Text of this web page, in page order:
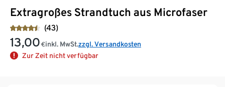
Extragroßes Strandtuch aus Microfaser
(43)
13,00 €inkl. MwSt.zzgl. Versandkosten
Zur Zeit nicht verfügbar